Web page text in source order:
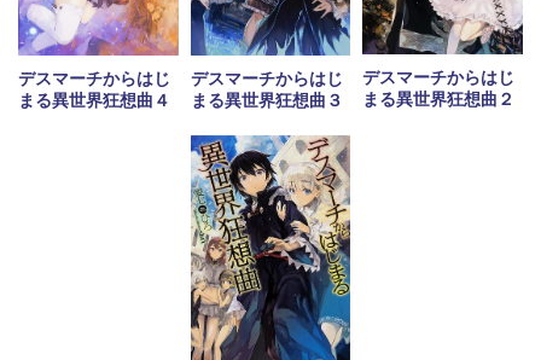
デスマーチからはじ
まる異世界狂想曲４
デスマーチからはじ
まる異世界狂想曲３
デスマーチからはじ
まる異世界狂想曲２